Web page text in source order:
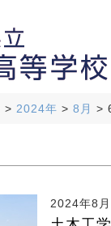
> 2024年 > 8月 >
2024年8